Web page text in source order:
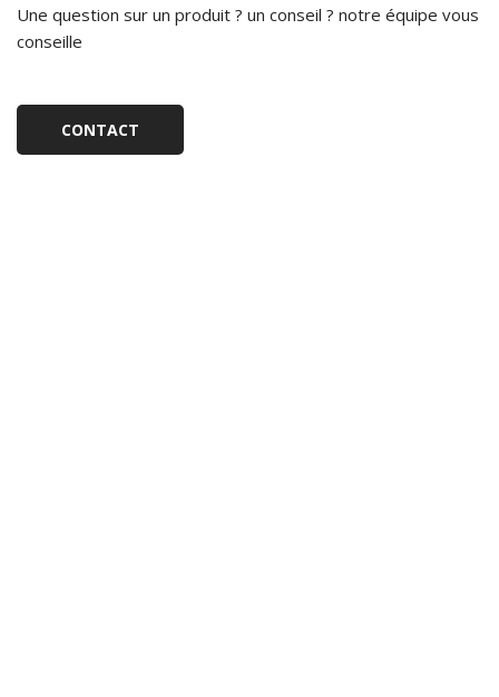
Une question sur un produit ? un conseil ? notre équipe vous
conseille
CONTACT